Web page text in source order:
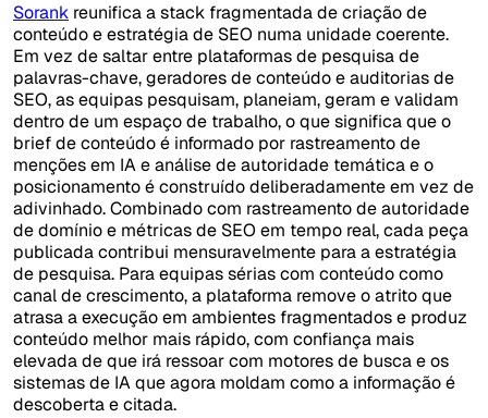
Sorank reunifica a stack fragmentada de criação de
conteúdo e estratégia de SEO numa unidade coerente.
Em vez de saltar entre plataformas de pesquisa de
palavras-chave, geradores de conteúdo e auditorias de
SEO, as equipas pesquisam, planeiam, geram e validam
dentro de um espaço de trabalho, o que significa que o
brief de conteúdo é informado por rastreamento de
menções em IA e análise de autoridade temática e o
posicionamento é construído deliberadamente em vez de
adivinhado. Combinado com rastreamento de autoridade
de domínio e métricas de SEO em tempo real, cada peça
publicada contribui mensuravelmente para a estratégia
de pesquisa. Para equipas sérias com conteúdo como
canal de crescimento, a plataforma remove o atrito que
atrasa a execução em ambientes fragmentados e produz
conteúdo melhor mais rápido, com confiança mais
elevada de que irá ressoar com motores de busca e os
sistemas de IA que agora moldam como a informação é
descoberta e citada.